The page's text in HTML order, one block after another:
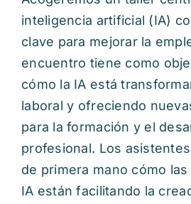
inteligencia artificial (IA)
clave para mejorar la
encuentro tiene como
cómo la IA está
laboral y ofreciendo
para la formación y el
profesional. Los
de primera mano cómo
IA están facilitando la